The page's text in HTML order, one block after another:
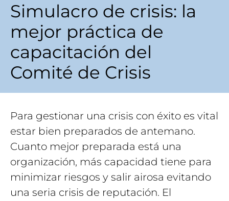
Simulacro de crisis: la
mejor práctica de
capacitación del
Comité de Crisis
Para gestionar una crisis con éxito es vital
estar bien preparados de antemano.
Cuanto mejor preparada está una
organización, más capacidad tiene para
minimizar riesgos y salir airosa evitando
una seria crisis de reputación. El